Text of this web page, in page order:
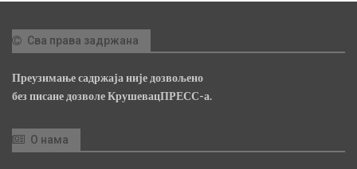
Сва права задржана
Преузимање садржаја није дозвољено
без писане дозволе КрушевацПРЕСС-а.
О нама